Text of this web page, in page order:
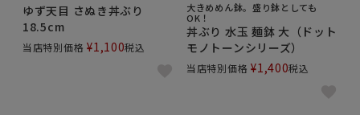
ゆず天目 さぬき丼ぶり
18.5cm
当店特別価格 ¥1,100税込
大きめめん鉢。盛り鉢としても
OK！
丼ぶり 水玉 麺鉢 大（ドット
モノトーンシリーズ）
当店特別価格 ¥1,400税込